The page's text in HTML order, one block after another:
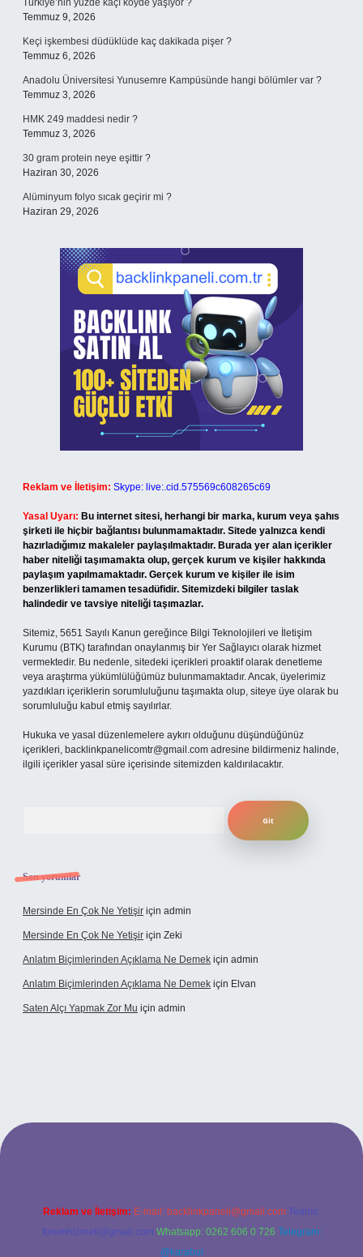
Türkiye’nin yüzde kaçı köyde yaşıyor ?
Temmuz 9, 2026
Keçi işkembesi düdüklüde kaç dakikada pişer ?
Temmuz 6, 2026
Anadolu Üniversitesi Yunusemre Kampüsünde hangi bölümler var ?
Temmuz 3, 2026
HMK 249 maddesi nedir ?
Temmuz 3, 2026
30 gram protein neye eşittir ?
Haziran 30, 2026
Alüminyum folyo sıcak geçirir mi ?
Haziran 29, 2026
Reklam ve İletişim: Skype: live:.cid.575569c608265c69
Yasal Uyarı: Bu internet sitesi, herhangi bir marka, kurum veya şahıs
şirketi ile hiçbir bağlantısı bulunmamaktadır. Sitede yalnızca kendi
hazırladığımız makaleler paylaşılmaktadır. Burada yer alan içerikler
haber niteliği taşımamakta olup, gerçek kurum ve kişiler hakkında
paylaşım yapılmamaktadır. Gerçek kurum ve kişiler ile isim
benzerlikleri tamamen tesadüfidir. Sitemizdeki bilgiler taslak
halindedir ve tavsiye niteliği taşımazlar.
Sitemiz, 5651 Sayılı Kanun gereğince Bilgi Teknolojileri ve İletişim
Kurumu (BTK) tarafından onaylanmış bir Yer Sağlayıcı olarak hizmet
vermektedir. Bu nedenle, sitedeki içerikleri proaktif olarak denetleme
veya araştırma yükümlülüğümüz bulunmamaktadır. Ancak, üyelerimiz
yazdıkları içeriklerin sorumluluğunu taşımakta olup, siteye üye olarak bu
sorumluluğu kabul etmiş sayılırlar.
Hukuka ve yasal düzenlemelere aykırı olduğunu düşündüğünüz
içerikleri, backlinkpanelicomtr@gmail.com adresine bildirmeniz halinde,
ilgili içerikler yasal süre içerisinde sitemizden kaldırılacaktır.
Son yorumlar
Mersinde En Çok Ne Yetişir için admin
Mersinde En Çok Ne Yetişir için Zeki
Anlatım Biçimlerinden Açıklama Ne Demek için admin
Anlatım Biçimlerinden Açıklama Ne Demek için Elvan
Saten Alçı Yapmak Zor Mu için admin
www.hiltonbetx.org/
Reklam ve İletişim: E-mail: backlinkpaneli@gmail.com Teams:
forumhizmeti@gmail.com Whatsapp: 0262 606 0 726 Telegram:
@karabul